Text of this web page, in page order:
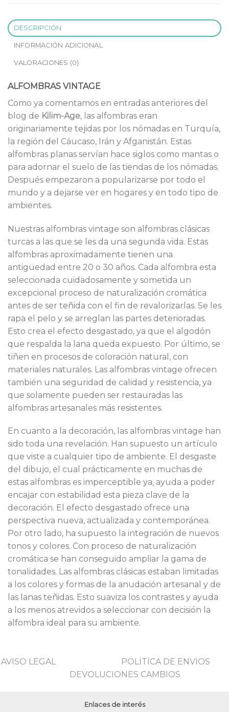
DESCRIPCIÓN
INFORMACIÓN ADICIONAL
VALORACIONES (0)
ALFOMBRAS VINTAGE
Como ya comentamos en entradas anteriores del
blog de Kilim-Age, las alfombras eran
originariamente tejidas por los nómadas en Turquía,
la región del Cáucaso, Irán y Afganistán. Estas
alfombras planas servían hace siglos como mantas o
para adornar el suelo de las tiendas de los nómadas.
Después empezaron a popularizarse por todo el
mundo y a dejarse ver en hogares y en todo tipo de
ambientes.
Nuestras alfombras vintage son alfombras clásicas
turcas a las que se les da una segunda vida. Estas
alfombras aproximadamente tienen una
antigüedad entre 20 o 30 años. Cada alfombra esta
seleccionada cuidadosamente y sometida un
excepcional proceso de naturalización cromática
antes de ser teñida con el fin de revalorizarlas. Se les
rapa el pelo y se arreglan las partes deterioradas.
Esto crea el efecto desgastado, ya que el algodón
que respalda la lana queda expuesto. Por último, se
tiñen en procesos de coloración natural, con
materiales naturales. Las alfombras vintage ofrecen
también una seguridad de calidad y resistencia, ya
que solamente pueden ser restauradas las
alfombras artesanales más resistentes.
En cuanto a la decoración, las alfombras vintage han
sido toda una revelación. Han supuesto un artículo
que viste a cualquier tipo de ambiente. El desgaste
del dibujo, el cual prácticamente en muchas de
estas alfombras es imperceptible ya, ayuda a poder
encajar con estabilidad esta pieza clave de la
decoración. El efecto desgastado ofrece una
perspectiva nueva, actualizada y contemporánea.
Por otro lado, ha supuesto la integración de nuevos
tonos y colores. Con proceso de naturalización
cromática se han conseguido ampliar la gama de
tonalidades. Las alfombras clásicas estaban limitadas
a los colores y formas de la anudación artesanal y de
las lanas teñidas. Esto suaviza los contrastes y ayuda
a los menos atrevidos a seleccionar con decisión la
alfombra ideal para su ambiente.
AVISO LEGAL
POLİTİCA DE ENVİOS
DEVOLUCIONES CAMBIOS
Enlaces de interés